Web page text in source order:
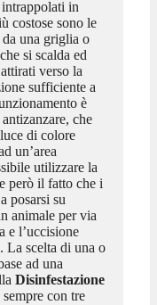
in
costose sono le
una griglia o
si scalda ed
verso la
sufficiente a
è
che
di colore
un’area
utilizzare la
però il fatto che i
posarsi su
animale per via
e l’uccisione
La scelta di una o
ad una
Disinfestazione
con tre